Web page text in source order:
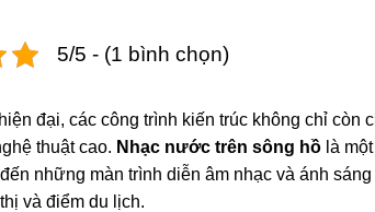
5/5 - (1 bình chọn)
đại, các công trình kiến trúc không chỉ còn
thuật cao. Nhạc nước trên sông hồ là
những màn trình diễn âm nhạc và ánh
và điểm du lịch.